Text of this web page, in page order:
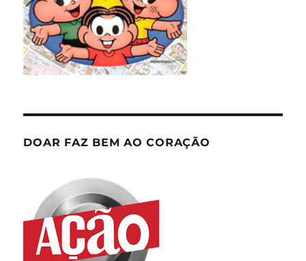
DOAR FAZ BEM AO CORAÇÃO